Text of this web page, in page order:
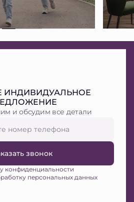
ИНДИВИДУАЛЬНОЕ
и обсудим все детали
звонок
конфиденциальности
персональных данных